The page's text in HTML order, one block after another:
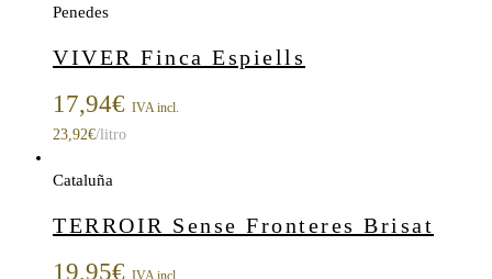
Penedes
VIVER Finca Espiells
17,94€ IVA incl.
23,92€/litro
Cataluña
TERROIR Sense Fronteres Brisat
19,95€ IVA incl.